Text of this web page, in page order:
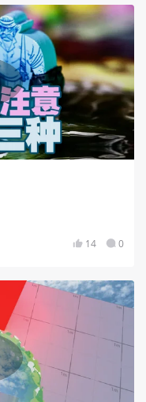
14 0